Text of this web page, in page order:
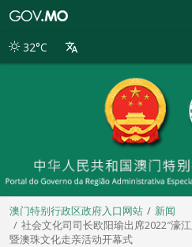
别
32°C
澳门特别行政区政府入口网站
新闻
社会文化司司长欧阳瑜出席2022″濠
暨澳珠文化走亲活动开幕式